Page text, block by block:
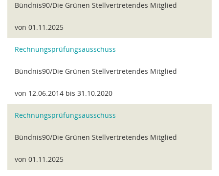
Bündnis90/Die Grünen Stellvertretendes Mitglied
von 01.11.2025
Rechnungsprüfungsausschuss
Bündnis90/Die Grünen Stellvertretendes Mitglied
von 12.06.2014 bis 31.10.2020
Rechnungsprüfungsausschuss
Bündnis90/Die Grünen Stellvertretendes Mitglied
von 01.11.2025